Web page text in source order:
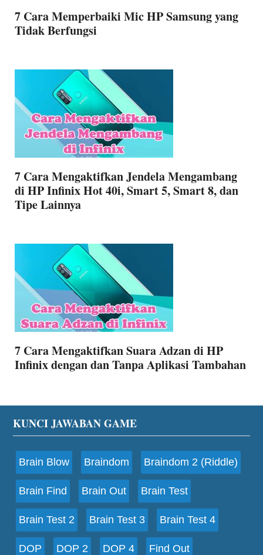
7 Cara Memperbaiki Mic HP Samsung yang
Tidak Berfungsi
7 Cara Mengaktifkan Jendela Mengambang
di HP Infinix Hot 40i, Smart 5, Smart 8, dan
Tipe Lainnya
7 Cara Mengaktifkan Suara Adzan di HP
Infinix dengan dan Tanpa Aplikasi Tambahan
Footer
KUNCI JAWABAN GAME
Brain Blow Braindom Braindom 2 (Riddle)
Brain Find Brain Out Brain Test
Brain Test 2 Brain Test 3 Brain Test 4
DOP DOP 2 DOP 4 Find Out